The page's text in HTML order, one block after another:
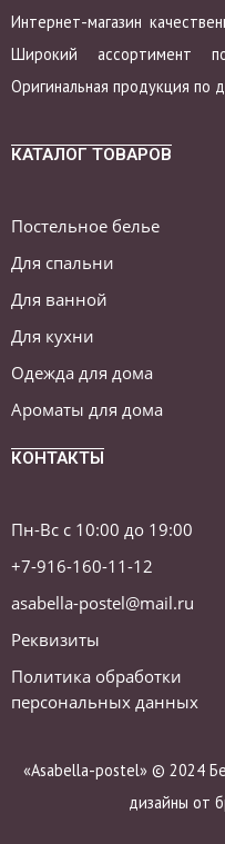
Интернет-магазин
Широкий ассортимент
Оригинальная продукция по
КАТАЛОГ ТОВАРОВ
Постельное белье
Для спальни
Для ванной
Для кухни
Одежда для дома
Ароматы для дома
КОНТАКТЫ
Пн-Вс с 10:00 до 19:00
+7-916-160-11-12
asabella-postel@mail.ru
Реквизиты
Политика обработки
персональных данных
«Asabella-postel» © 2024
дизайны от